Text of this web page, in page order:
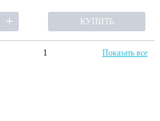
КУПИТЬ
1 Показать все